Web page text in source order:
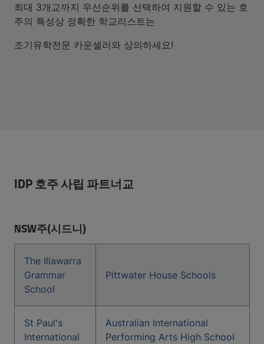
최대 3개교까지 우선순위를 선택하여 지원할 수 있는 호
주의 특성상 정확한 학교리스트는
조기유학전문 카운셀러와 상의하세요!
IDP 호주 사립 파트너교
NSW주(시드니)
The Illawarra
Grammar
School
Pittwater House Schools
St Paul's
International
Australian International
Performing Arts High School